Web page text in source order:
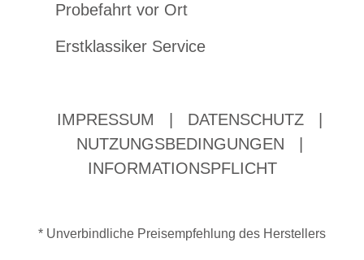
Probefahrt vor Ort
Erstklassiker Service
IMPRESSUM DATENSCHUTZ
NUTZUNGSBEDINGUNGEN
INFORMATIONSPFLICHT
* Unverbindliche Preisempfehlung des Herstellers